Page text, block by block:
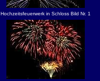
Hochzeitsfeuerwerk in Schloss Bild Nr. 1